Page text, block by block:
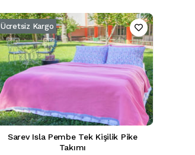
Sarev Isla Pembe Tek Kişilik Pike
Takımı
Ücretsiz Kargo